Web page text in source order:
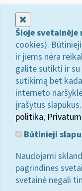
Šioje
cookies).
ir jiems nėra
galite sutikti ir su
sutikimą bet
interneto
įrašytus
politika;
Būtinieji
Naudojami
pagrindines
svetainė negali